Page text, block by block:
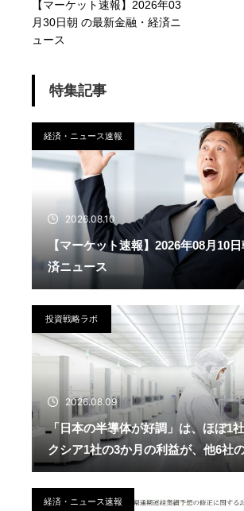
【マーケット速報】2026年03
月30日朝 の最新金融・経済ニ
ュース
特集記事
経済・ニュース速報
2026.08.10
【マーケット速報】2026年08月10
済ニュース
投資戦略ラボ
2026.08.09
「日本の半導体が好調」は、ほぼ1
クシア1社の3か月の利益が、他6社
経済・ニュース速報